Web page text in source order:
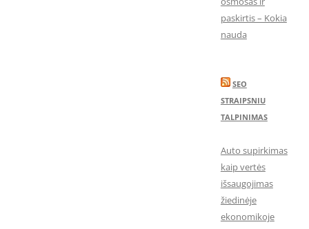
paskirtis – Kokia
nauda
SEO
STRAIPSNIU
TALPINIMAS
Auto supirkimas
kaip vertės
išsaugojimas
žiedinėje
ekonomikoje